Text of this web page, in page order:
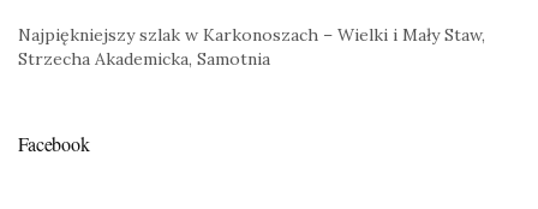
Najpiękniejszy szlak w Karkonoszach – Wielki i Mały Staw,
Strzecha Akademicka, Samotnia
Facebook